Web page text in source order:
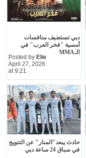
دبي تستضيف منافسات
أمسية "فخر العرب" في
الـMMA
Posted by Elie
April 27, 2026
at 9:21
حادث يبعد"المنار" عن التتويج
في سباق 24 ساعة دبي